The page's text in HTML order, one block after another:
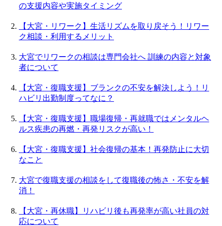
の支援内容や実施タイミング
【大宮・リワーク】生活リズムを取り戻そう！リワー
ク相談・利用するメリット
大宮でリワークの相談は専門会社へ 訓練の内容と対象
者について
【大宮・復職支援】ブランクの不安を解決しよう！リ
ハビリ出勤制度ってなに？
【大宮・復職支援】職場復帰・再就職ではメンタルヘ
ルス疾患の再燃・再発リスクが高い！
【大宮・復職支援】社会復帰の基本！再発防止に大切
なこと
大宮で復職支援の相談をして復職後の怖さ・不安を解
消！
【大宮・再休職】リハビリ後も再発率が高い社員の対
応について